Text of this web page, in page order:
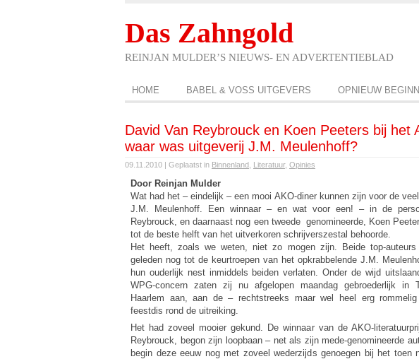
Das Zahngold
REINJAN MULDER’S NIEUWS- EN ADVERTENTIEBLAD
HOME BABEL & VOSS UITGEVERS OPNIEUW
David Van Reybrouck en Koen Peeters bij het
waar was uitgeverij J.M. Meulenhoff?
09.11.2010 | Geplaatst in Binnenland Literatuur, Opinies
Door Reinjan Mulder
Wat had het – eindelijk – een mooi AKO-diner kunnen zijn voor de
J.M. Meulenhoff. Een winnaar – en wat voor een! – in de
Reybrouck, en daarnaast nog een tweede genomineerde, Koen
tot de beste helft van het uitverkoren schrijverszestal behoorde.
Het heeft, zoals we weten, niet zo mogen zijn. Beide top-
geleden nog tot de keurtroepen van het opkrabbelende J.M.
hun ouderlijk nest inmiddels beiden verlaten. Onder de wijd
WPG-concern zaten zij nu afgelopen maandag gebroederlijk in
Haarlem aan, aan de – rechtstreeks maar wel heel erg
feestdis rond de uitreiking.
Het had zoveel mooier gekund. De winnaar van de AKO-
Reybrouck, begon zijn loopbaan – net als zijn mede-genomineerde
begin deze eeuw nog met zoveel wederzijds genoegen bij het toen